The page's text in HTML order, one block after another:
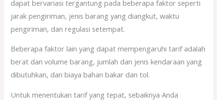
dapat bervariasi tergantung pada beberapa faktor seperti
jarak pengiriman, jenis barang yang diangkut, waktu
pengiriman, dan regulasi setempat.
Beberapa faktor lain yang dapat mempengaruhi tarif adalah
berat dan volume barang, jumlah dan jenis kendaraan yang
dibutuhkan, dan biaya bahan bakar dan tol.
Untuk menentukan tarif yang tepat, sebaiknya Anda